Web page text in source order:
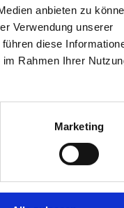
anbieten zu
Verwendung unserer
diese
Rahmen Ihrer
Marketing
der
Zwanzig
Mengen
und
zu